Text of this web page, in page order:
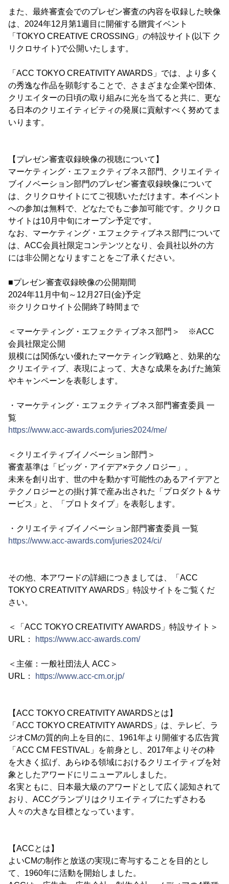
また、最終審査会でのプレゼン審査の内容を収録した映像
は、2024年12月第1週目に開催する贈賞イベント
「TOKYO CREATIVE CROSSING」の特設サイト(以下 ク
リクロサイト)で公開いたします。
「ACC TOKYO CREATIVITY AWARDS」では、より多く
の秀逸な作品を顕彰することで、さまざまな企業や団体、
クリエイターの日頃の取り組みに光を当てると共に、更な
る日本のクリエイティビティの発展に貢献すべく努めてま
いります。
【プレゼン審査収録映像の視聴について】
マーケティング・エフェクティブネス部門、クリエイティ
ブイノベーション部門のプレゼン審査収録映像について
は、クリクロサイトにてご視聴いただけます。本イベント
への参加は無料で、どなたでもご参加可能です。クリクロ
サイトは10月中旬にオープン予定です。
なお、マーケティング・エフェクティブネス部門について
は、ACC会員社限定コンテンツとなり、会員社以外の方
には非公開となりますことをご了承ください。
■プレゼン審査収録映像の公開期間
2024年11月中旬～12月27日(金)予定
※クリクロサイト公開終了時間まで
＜マーケティング・エフェクティブネス部門＞ ※ACC
会員社限定公開
規模には関係ない優れたマーケティング戦略と、効果的な
クリエイティブ、表現によって、大きな成果をあげた施策
やキャンペーンを表彰します。
・マーケティング・エフェクティブネス部門審査委員 一
覧
https://www.acc-awards.com/juries2024/me/
＜クリエイティブイノベーション部門＞
審査基準は「ビッグ・アイデア×テクノロジー」。
未来を創り出す、世の中を動かす可能性のあるアイデアと
テクノロジーとの掛け算で産み出された「プロダクト＆サ
ービス」と、「プロトタイプ」を表彰します。
・クリエイティブイノベーション部門審査委員 一覧
https://www.acc-awards.com/juries2024/ci/
その他、本アワードの詳細につきましては、「ACC
TOKYO CREATIVITY AWARDS」特設サイトをご覧くだ
さい。
＜「ACC TOKYO CREATIVITY AWARDS」特設サイト＞
URL：
https://www.acc-awards.com/
＜主催：一般社団法人 ACC＞
URL：
https://www.acc-cm.or.jp/
【ACC TOKYO CREATIVITY AWARDSとは】
「ACC TOKYO CREATIVITY AWARDS」は、テレビ、ラ
ジオCMの質的向上を目的に、1961年より開催する広告賞
「ACC CM FESTIVAL」を前身とし、2017年よりその枠
を大きく拡げ、あらゆる領域におけるクリエイティブを対
象としたアワードにリニューアルしました。
名実ともに、日本最大級のアワードとして広く認知されて
おり、ACCグランプリはクリエイティブにたずさわる
人々の大きな目標となっています。
【ACCとは】
よいCMの制作と放送の実現に寄与することを目的とし
て、1960年に活動を開始しました。